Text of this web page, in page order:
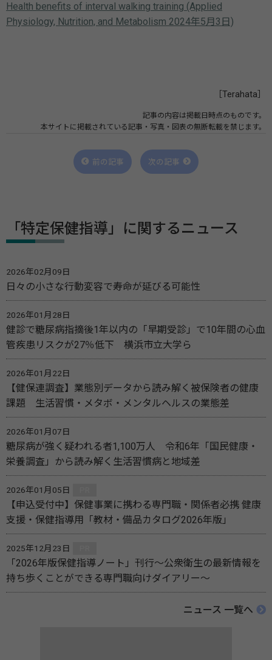
Health benefits of interval walking training (Applied
Physiology, Nutrition, and Metabolism 2024年5月3日)
［Terahata］
記事の内容は掲載日時点のものです。
本サイトに掲載されている記事・写真・図表の無断転載を禁じます。
前の記事 次の記事
「特定保健指導」に関するニュース
2026年02月09日
日々の小さな行動変容で寿命が延びる可能性
2026年01月28日
健診で糖尿病指摘後1年以内の「早期受診」で10年間の心血
管疾患リスクが27％低下 横浜市立大学ら
2026年01月22日
【健保連調査】業態別データから読み解く被保険者の健康
課題 生活習慣・メタボ・メンタルヘルスの業態差
2026年01月07日
糖尿病が強く疑われる者1,100万人 令和6年「国民健康・
栄養調査」から読み解く生活習慣病と地域差
2026年01月05日
【申込受付中】保健事業に携わる専門職・関係者必携 健康
支援・保健指導用「教材・備品カタログ2026年版」
2025年12月23日
「2026年版保健指導ノート」刊行～公衆衛生の最新情報を
持ち歩くことができる専門職向けダイアリー～
ニュース 一覧へ